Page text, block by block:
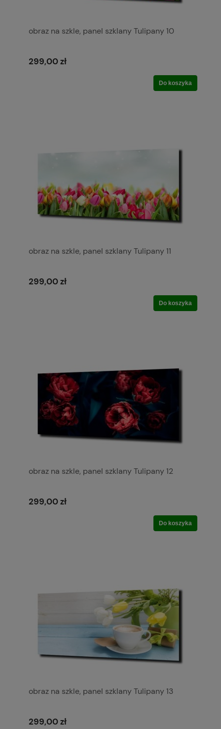
obraz na szkle, panel szklany Tulipany 10
299,00 zł
Do koszyka
obraz na szkle, panel szklany Tulipany 11
299,00 zł
Do koszyka
obraz na szkle, panel szklany Tulipany 12
299,00 zł
Do koszyka
obraz na szkle, panel szklany Tulipany 13
299,00 zł